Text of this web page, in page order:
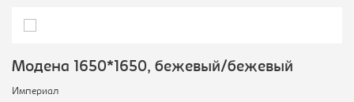
Модена 1650*1650, бежевый/бежевый
Империал